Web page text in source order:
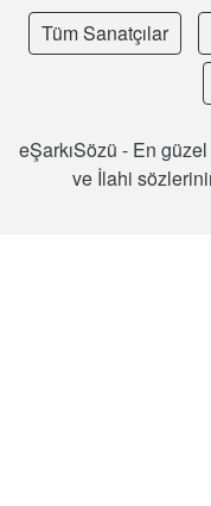
Tüm Sanatçılar
eŞarkıSözü - En
ve İlahi